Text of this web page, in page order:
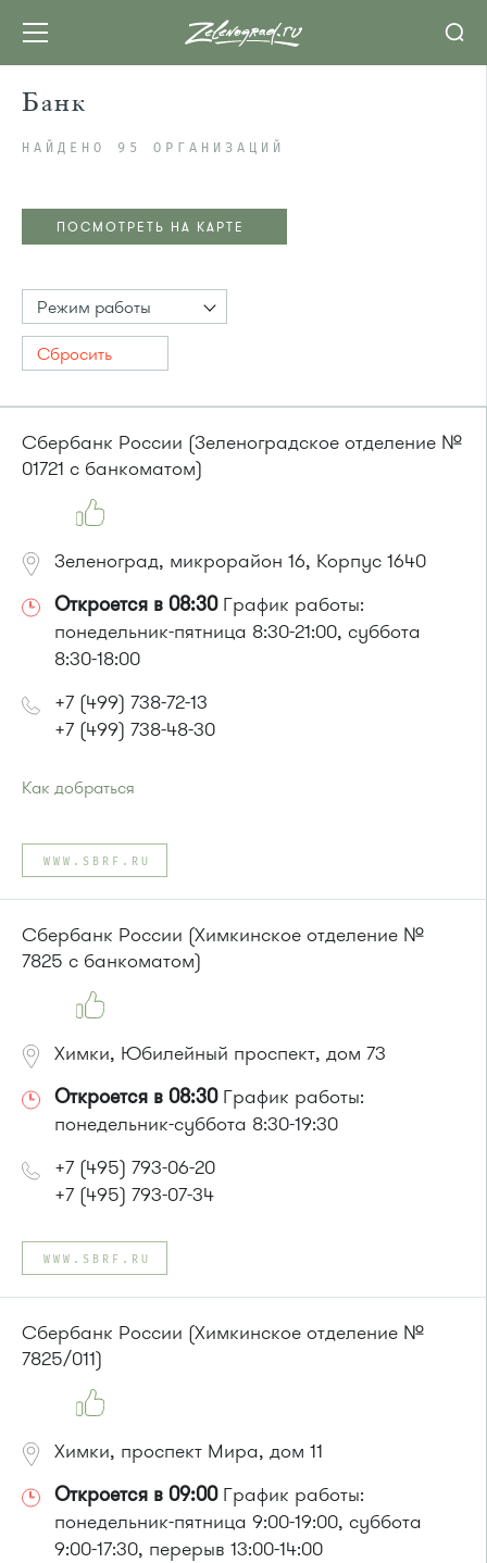
Банк
НАЙДЕНО 95 ОРГАНИЗАЦИЙ
ПОСМОТРЕТЬ НА КАРТЕ
Режим работы
Сбросить
ПОСМОТРЕТЬ НА КАРТЕ
Сбербанк России (Зеленоградское отделение №
01721 с банкоматом)
Зеленоград, микрорайон 16, Корпус 1640
Откроется в 08:30График работы:
понедельник-пятница 8:30-21:00, суббота
8:30-18:00
+7 (499) 738-72-13
+7 (499) 738-48-30
Как добраться
Автобусы № 15, 32.
Маршрутка № 460м, 720м
или до остановки"Районный суд":
Маршрутка № 419м, 476м, 720м
WWW.SBRF.RU
Сбербанк России (Химкинское отделение №
7825 с банкоматом)
Химки, Юбилейный проспект, дом 73
Откроется в 08:30График работы:
понедельник-суббота 8:30-19:30
+7 (495) 793-06-20
+7 (495) 793-07-34
WWW.SBRF.RU
Сбербанк России (Химкинское отделение №
7825/011)
Химки, проспект Мира, дом 11
Откроется в 09:00График работы:
понедельник-пятница 9:00-19:00, суббота
9:00-17:30, перерыв 13:00-14:00